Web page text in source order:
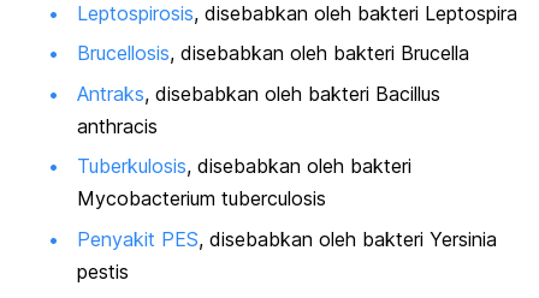
Leptospirosis, disebabkan oleh bakteri Leptospira
Brucellosis, disebabkan oleh bakteri Brucella
Antraks, disebabkan oleh bakteri Bacillus
anthracis
Tuberkulosis, disebabkan oleh bakteri
Mycobacterium tuberculosis
Penyakit PES, disebabkan oleh bakteri Yersinia
pestis